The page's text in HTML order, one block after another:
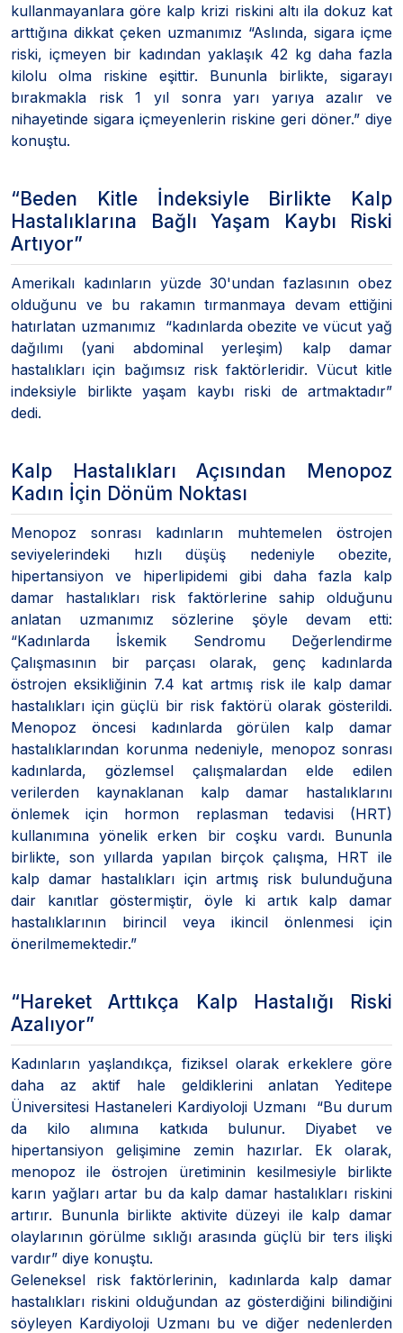
kullanmayanlara göre kalp krizi riskini altı ila dokuz kat
arttığına dikkat çeken uzmanımız “Aslında, sigara içme
riski, içmeyen bir kadından yaklaşık 42 kg daha fazla
kilolu olma riskine eşittir. Bununla birlikte, sigarayı
bırakmakla risk 1 yıl sonra yarı yarıya azalır ve
nihayetinde sigara içmeyenlerin riskine geri döner.” diye
konuştu.
“Beden Kitle İndeksiyle Birlikte Kalp
Hastalıklarına Bağlı Yaşam Kaybı Riski
Artıyor”
Amerikalı kadınların yüzde 30'undan fazlasının obez
olduğunu ve bu rakamın tırmanmaya devam ettiğini
hatırlatan uzmanımız “kadınlarda obezite ve vücut yağ
dağılımı (yani abdominal yerleşim) kalp damar
hastalıkları için bağımsız risk faktörleridir. Vücut kitle
indeksiyle birlikte yaşam kaybı riski de artmaktadır”
dedi.
Kalp Hastalıkları Açısından Menopoz
Kadın İçin Dönüm Noktası
Menopoz sonrası kadınların muhtemelen östrojen
seviyelerindeki hızlı düşüş nedeniyle obezite,
hipertansiyon ve hiperlipidemi gibi daha fazla kalp
damar hastalıkları risk faktörlerine sahip olduğunu
anlatan uzmanımız sözlerine şöyle devam etti:
“Kadınlarda İskemik Sendromu Değerlendirme
Çalışmasının bir parçası olarak, genç kadınlarda
östrojen eksikliğinin 7.4 kat artmış risk ile kalp damar
hastalıkları için güçlü bir risk faktörü olarak gösterildi.
Menopoz öncesi kadınlarda görülen kalp damar
hastalıklarından korunma nedeniyle, menopoz sonrası
kadınlarda, gözlemsel çalışmalardan elde edilen
verilerden kaynaklanan kalp damar hastalıklarını
önlemek için hormon replasman tedavisi (HRT)
kullanımına yönelik erken bir coşku vardı. Bununla
birlikte, son yıllarda yapılan birçok çalışma, HRT ile
kalp damar hastalıkları için artmış risk bulunduğuna
dair kanıtlar göstermiştir, öyle ki artık kalp damar
hastalıklarının birincil veya ikincil önlenmesi için
önerilmemektedir.”
“Hareket Arttıkça Kalp Hastalığı Riski
Azalıyor”
Kadınların yaşlandıkça, fiziksel olarak erkeklere göre
daha az aktif hale geldiklerini anlatan Yeditepe
Üniversitesi Hastaneleri Kardiyoloji Uzmanı “Bu durum
da kilo alımına katkıda bulunur. Diyabet ve
hipertansiyon gelişimine zemin hazırlar. Ek olarak,
menopoz ile östrojen üretiminin kesilmesiyle birlikte
karın yağları artar bu da kalp damar hastalıkları riskini
artırır. Bununla birlikte aktivite düzeyi ile kalp damar
olaylarının görülme sıklığı arasında güçlü bir ters ilişki
vardır” diye konuştu.
Geleneksel risk faktörlerinin, kadınlarda kalp damar
hastalıkları riskini olduğundan az gösterdiğini bilindiğini
söyleyen Kardiyoloji Uzmanı bu ve diğer nedenlerden